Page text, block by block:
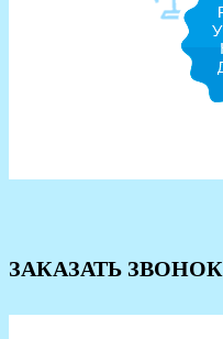
ЗАКАЗАТЬ ЗВОНОК